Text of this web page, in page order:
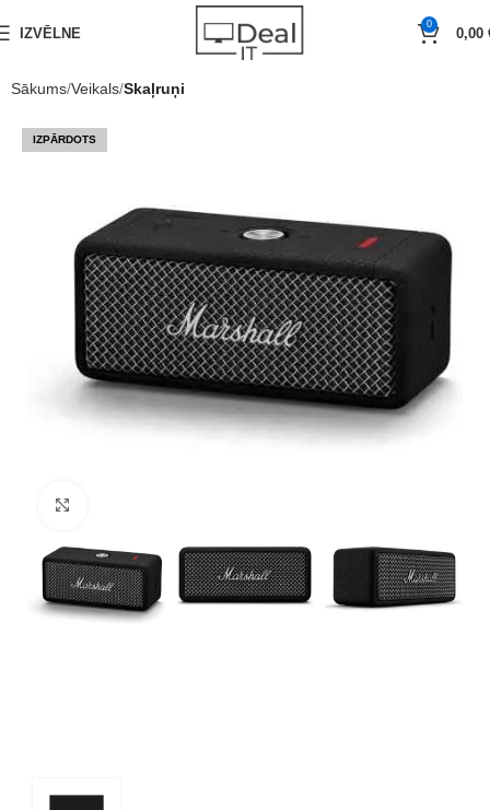
IZVĒLNE
0
0,00
Sākums Veikals Skaļruņi
IZPĀRDOTS